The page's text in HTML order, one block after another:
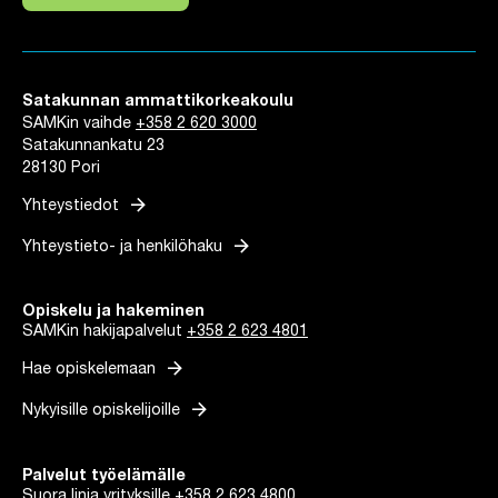
Satakunnan ammattikorkeakoulu
SAMKin vaihde +358 2 620 3000
Satakunnankatu 23
28130 Pori
Yhteystiedot arrow_forward
Yhteystieto- ja henkilöhaku arrow_forward
Opiskelu ja hakeminen
SAMKin hakijapalvelut +358 2 623 4801
Hae opiskelemaan arrow_forward
Nykyisille opiskelijoille arrow_forward
Palvelut työelämälle